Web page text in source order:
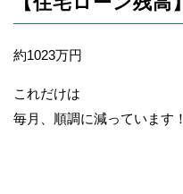
約1023万円
これだけは
毎月、順調に減っています！